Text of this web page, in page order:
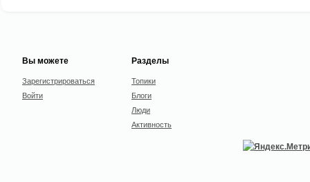
Вы можете
Зарегистрироваться
Войти
Разделы
Топики
Блоги
Люди
Активность